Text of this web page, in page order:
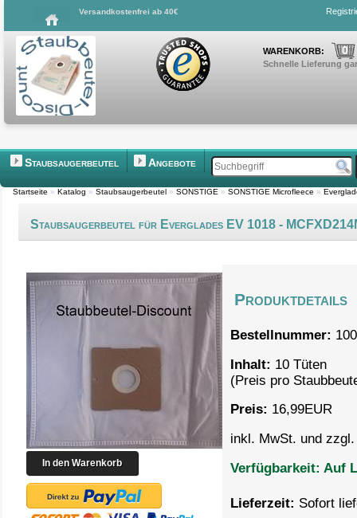
Versandkostenfrei ab 40€
WARENKORB: 0
Schnelle Lieferung
Staubsaugerbeutel Angebote
Startseite » Katalog » Staubsaugerbeutel » SONSTIGE » SONSTIGE Microfleece »
Staubsaugerbeutel für Everglades EV 1018 -
Produktdetails
Bestellnummer:
Inhalt: 10 Tüten
(Preis pro
Preis: 16,99EUR
inkl. MwSt. und
Verfügbarkeit: Auf
Lieferzeit: Sofort